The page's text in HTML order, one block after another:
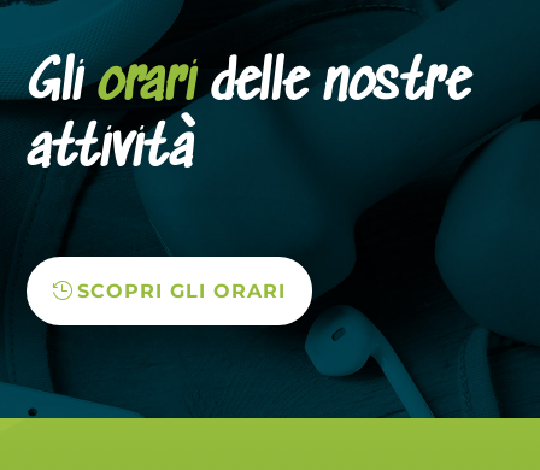
Glioraridelle nostre
attività
SCOPRI GLI ORARI